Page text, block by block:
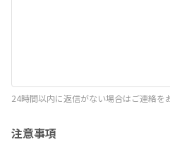
24時間以内に返信がない場合はご連絡を
注意事項